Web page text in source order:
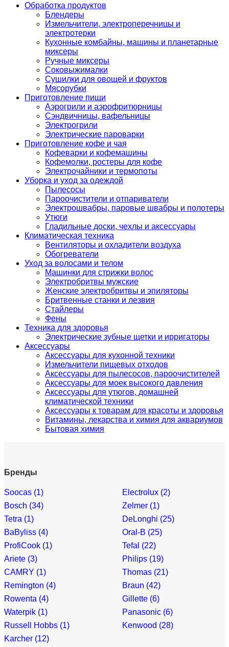
Обработка продуктов
Блендеры
Измельчители, электроперечницы и
электротерки
Кухонные комбайны, машины и планетарные
миксеры
Ручные миксеры
Соковыжималки
Сушилки для овощей и фруктов
Мясорубки
Приготовление пищи
Аэрогрили и аэрофритюрницы
Сэндвичницы, вафельницы
Электрогрили
Электрические пароварки
Приготовление кофе и чая
Кофеварки и кофемашины
Кофемолки, ростеры для кофе
Электрочайники и термопоты
Уборка и уход за одеждой
Пылесосы
Пароочистители и отпариватели
Электрошвабры, паровые швабры и полотеры
Утюги
Гладильные доски, чехлы и аксессуары
Климатическая техника
Вентиляторы и охладители воздуха
Обогреватели
Уход за волосами и телом
Машинки для стрижки волос
Электробритвы мужские
Женские электробритвы и эпиляторы
Бритвенные станки и лезвия
Стайлеры
Фены
Техника для здоровья
Электрические зубные щетки и ирригаторы
Аксессуары
Аксессуары для кухонной техники
Измельчители пищевых отходов
Аксессуары для пылесосов, пароочистителей
Аксессуары для моек высокого давления
Аксессуары для утюгов, домашней
климатической техники
Аксессуары к товарам для красоты и здоровья
Витамины, лекарства и химия для аквариумов
Бытовая химия
Бренды
Soocas (1)
Electrolux (2)
Bosch (34)
Zelmer (1)
Tetra (1)
DeLonghi (25)
BaByliss (4)
Oral-B (25)
ProfiCook (1)
Tefal (22)
Ariete (3)
Philips (19)
CAMRY (1)
Thomas (21)
Remington (4)
Braun (42)
Rowenta (4)
Gillette (6)
Waterpik (1)
Panasonic (6)
Russell Hobbs (1)
Kenwood (28)
Karcher (12)